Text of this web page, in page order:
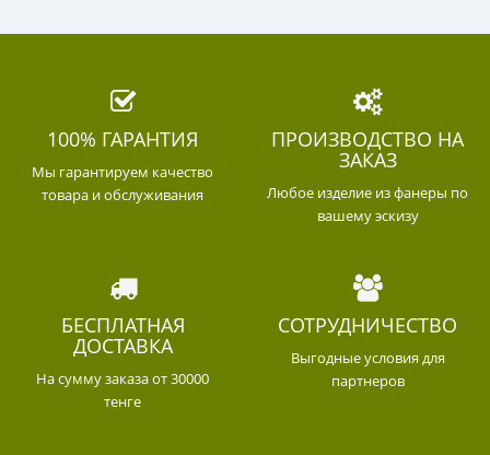
100% ГАРАНТИЯ
Мы гарантируем качество
товара и обслуживания
ПРОИЗВОДСТВО НА
ЗАКАЗ
Любое изделие из фанеры по
вашему эскизу
БЕСПЛАТНАЯ
ДОСТАВКА
На сумму заказа от 30000
тенге
СОТРУДНИЧЕСТВО
Выгодные условия для
партнеров